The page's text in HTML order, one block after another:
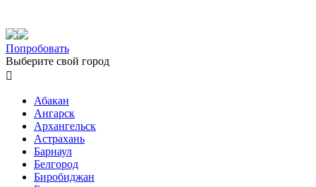
Попробовать
Выберите свой город

Абакан
Ангарск
Архангельск
Астрахань
Барнаул
Белгород
Биробиджан